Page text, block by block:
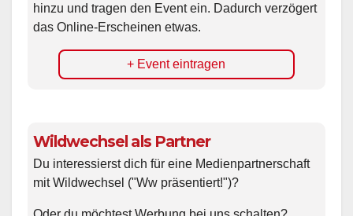
hinzu und tragen den Event ein. Dadurch verzögert
das Online-Erscheinen etwas.
+ Event eintragen
Wildwechsel als Partner
Du interessierst dich für eine Medienpartnerschaft
mit Wildwechsel ("Ww präsentiert!")?